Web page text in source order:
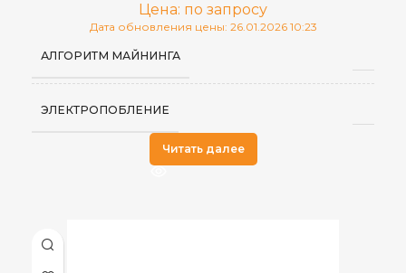
Цена: по запросу
Дата обновления цены: 26.01.2026 10:23
АЛГОРИТМ МАЙНИНГА
ЭЛЕКТРОПОБЛЕНИЕ
Читать далее